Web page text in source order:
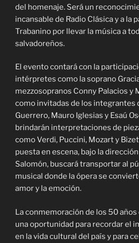
del homenaje. Será un
incansable de Radio Clásica y a la
Trabanino por llevar la música a
salvadoreños.
El evento contará con la
intérpretes como la soprano
mezzosopranos Conny Palacios y
como invitadas de los integrantes
Guerrero, Mauro Iglesias y Esaú
brindarán interpretaciones de
como Verdi, Puccini, Mozart y
puesta en escena, bajo la
Salomón, buscará transportar al
musical donde la ópera se
amor y la emoción.
La conmemoración de los 50 años
una oportunidad para recordar el
en la vida cultural del país y para